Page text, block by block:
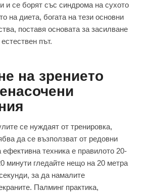
и се борят със синдрома на сухото
на диета, богата на тези основни
поставя основата за засилване
път.
на зрението
се нуждаят от тренировка,
да се възползват от редовни
техника е правилото 20-
минути гледайте нещо на 20 метра
за да намалите
Палминг практика,